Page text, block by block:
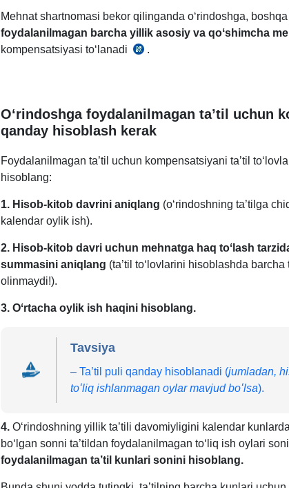
Mehnat shartnomasi bekor qilinganda oʻrindoshga,
foydalanilmagan barcha yillik asosiy va qoʻshimcha
kompensatsiyasi toʻlanadi
MK
.
Oʻrindoshga foydalanilmagan ta’til uchun
qanday hisoblash kerak
Foydalanilmagan ta’til uchun kompensatsiyani ta’til
hisoblang:
1. Hisob-kitob davrini aniqlang (oʻrindoshning ta’tilga
kalendar oylik ish).
2. Hisob-kitob davri uchun mehnatga haq toʻlash
summasini aniqlang (ta’til toʻlovlarini hisoblashda
olinmaydi!).
3. Oʻrtacha oylik ish haqini hisoblang.
Tavsiya
– Ta’til puli qanday hisoblanadi (jumladan,
toʻliq ishlanmagan oylar mavjud boʻlsa).
4. Oʻrindoshning yillik ta’tili davomiyligini kalendar
boʻlgan sonni ta’tildan foydalanilmagan toʻliq ish oylari
foydalanilmagan ta’til kunlari sonini hisoblang.